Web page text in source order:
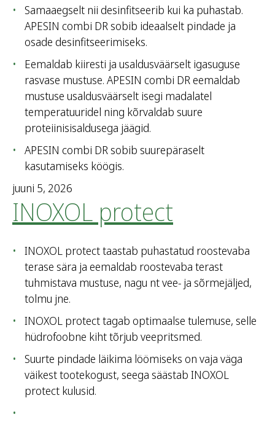
Samaaegselt nii desinfitseerib kui ka puhastab.
APESIN combi DR sobib ideaalselt pindade ja
osade desinfitseerimiseks.
Eemaldab kiiresti ja usaldusväärselt igasuguse
rasvase mustuse. APESIN combi DR eemaldab
mustuse usaldusväärselt isegi madalatel
temperatuuridel ning kõrvaldab suure
proteiinisisaldusega jäägid.
APESIN combi DR sobib suurepäraselt
kasutamiseks köögis.
juuni 5, 2026
INOXOL protect
INOXOL protect taastab puhastatud roostevaba
terase sära ja eemaldab roostevaba terast
tuhmistava mustuse, nagu nt vee- ja sõrmejäljed,
tolmu jne.
INOXOL protect tagab optimaalse tulemuse, selle
hüdrofoobne kiht tõrjub veepritsmed.
Suurte pindade läikima löömiseks on vaja väga
väikest tootekogust, seega säästab INOXOL
protect kulusid.